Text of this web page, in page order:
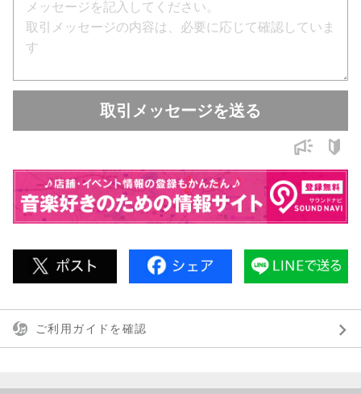
取引メッセージを送る
ご利用ガイドを確認